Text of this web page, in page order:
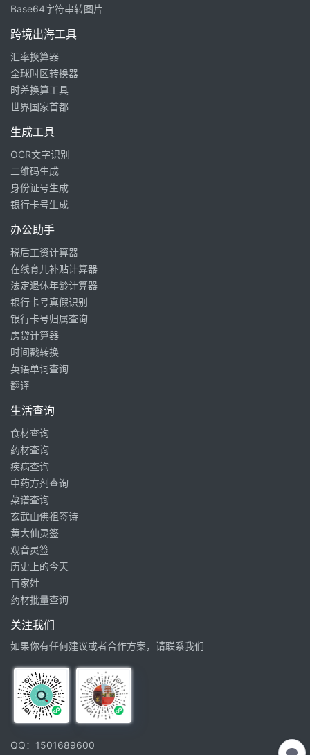
Base64字符串转图片
跨境出海工具
汇率换算器
全球时区转换器
时差换算工具
世界国家首都
生成工具
OCR文字识别
二维码生成
身份证号生成
银行卡号生成
办公助手
税后工资计算器
在线育儿补贴计算器
法定退休年龄计算器
银行卡号真假识别
银行卡号归属查询
房贷计算器
时间戳转换
英语单词查询
翻译
生活查询
食材查询
药材查询
疾病查询
中药方剂查询
菜谱查询
玄武山佛祖签诗
黄大仙灵签
观音灵签
历史上的今天
百家姓
药材批量查询
关注我们
如果你有任何建议或者合作方案，请联系我们
QQ：1501689600